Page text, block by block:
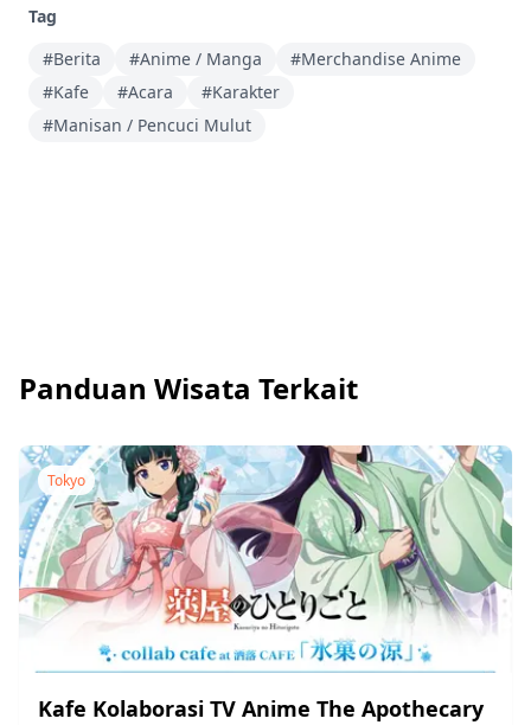
Tag
#Berita
#Anime / Manga
#Merchandise Anime
#Kafe
#Acara
#Karakter
#Manisan / Pencuci Mulut
Panduan Wisata Terkait
Tokyo
Kafe Kolaborasi TV Anime The Apothecary